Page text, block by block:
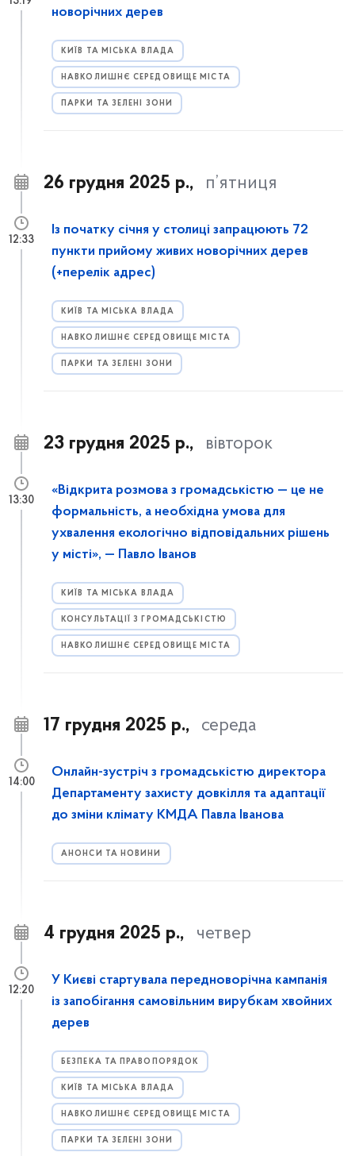
новорічних дерев
КИЇВ ТА МІСЬКА ВЛАДА
НАВКОЛИШНЄ СЕРЕДОВИЩЕ МІСТА
ПАРКИ ТА ЗЕЛЕНІ ЗОНИ
26 грудня 2025 р., п’ятниця
Із початку січня у столиці запрацюють 72
пункти прийому живих новорічних дерев
(+перелік адрес)
КИЇВ ТА МІСЬКА ВЛАДА
НАВКОЛИШНЄ СЕРЕДОВИЩЕ МІСТА
ПАРКИ ТА ЗЕЛЕНІ ЗОНИ
12:33
23 грудня 2025 р., вівторок
«Відкрита розмова з громадськістю — це не
формальність, а необхідна умова для
ухвалення екологічно відповідальних рішень
у місті», — Павло Іванов
КИЇВ ТА МІСЬКА ВЛАДА
КОНСУЛЬТАЦІЇ З ГРОМАДСЬКІСТЮ
НАВКОЛИШНЄ СЕРЕДОВИЩЕ МІСТА
13:30
17 грудня 2025 р., середа
Онлайн-зустріч з громадськістю директора
Департаменту захисту довкілля та адаптації
до зміни клімату КМДА Павла Іванова
АНОНСИ ТА НОВИНИ
14:00
4 грудня 2025 р., четвер
У Києві стартувала передноворічна кампанія
із запобігання самовільним вирубкам хвойних
дерев
БЕЗПЕКА ТА ПРАВОПОРЯДОК
КИЇВ ТА МІСЬКА ВЛАДА
НАВКОЛИШНЄ СЕРЕДОВИЩЕ МІСТА
ПАРКИ ТА ЗЕЛЕНІ ЗОНИ
12:20